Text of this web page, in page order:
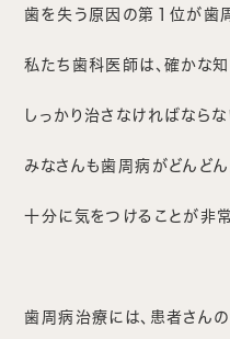
歯を失う原因の第１位が歯
私たち歯科医師は、確かな
しっかり治さなければならな
みなさんも歯周病がどんど
十分に気をつけることが非
歯周病治療には、患者さん